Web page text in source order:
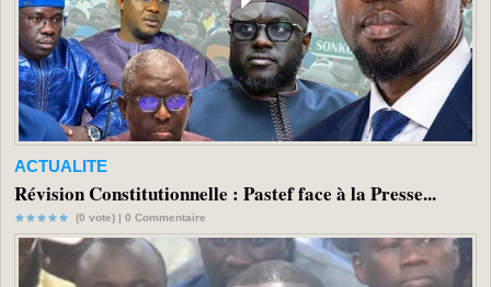
ACTUALITE
Révision Constitutionnelle : Pastef face à la Presse...
(0 vote) | 0 Commentaire